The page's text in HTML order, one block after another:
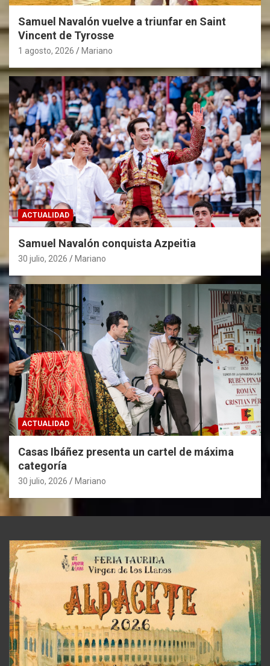
Samuel Navalón vuelve a triunfar en Saint
Vincent de Tyrosse
1 agosto, 2026 Mariano
ACTUALIDAD
Samuel Navalón conquista Azpeitia
30 julio, 2026 Mariano
ACTUALIDAD
Casas Ibáñez presenta un cartel de máxima
categoría
30 julio, 2026 Mariano